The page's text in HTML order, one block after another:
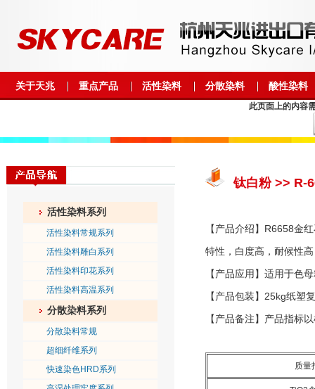
关于天兆 重点产品 活性染料 分散染料 酸性染料
此页面上的内容
活性染料系列
活性染料常规系列
活性染料雕白系列
活性染料印花系列
活性染料高温系列
分散染料系列
分散染料常规
超细纤维系列
快速染色HRD系列
钛白粉 >> R-
【产品介绍】R6658金
特性，白度高，耐候性
【产品应用】适用于色
【产品包装】25kg纸塑
【产品备注】产品指标
质量